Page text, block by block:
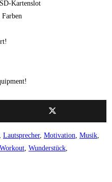
Kartenslot
, Lautsprecher, Motivation, Musik,
Workout, Wunderstück,